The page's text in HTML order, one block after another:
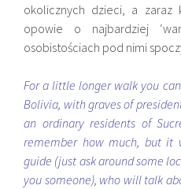
okolicznych dzieci, a zaraz
opowie o najbardziej
osobistościach pod nimi
For a little longer walk you
Bolivia, with graves of
an ordinary residents of
remember how much, but it
guide (just ask around some
you someone), who will talk